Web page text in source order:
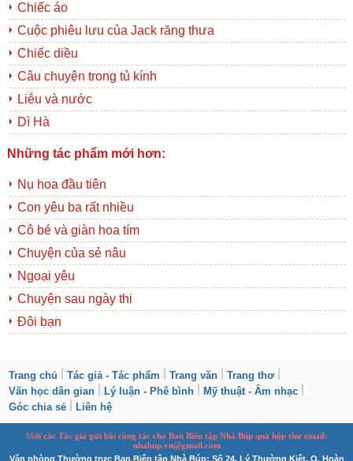
Chiếc áo
Cuộc phiêu lưu của Jack răng thưa
Chiếc diều
Câu chuyện trong tủ kính
Liễu và nước
Dì Hà
Những tác phẩm mới hơn:
Nụ hoa đầu tiên
Con yêu ba rất nhiều
Cô bé và giàn hoa tím
Chuyện của sẻ nâu
Ngoại yêu
Chuyện sau ngày thi
Đôi bạn
Trang chủ Tác giả - Tác phẩm Trang văn
Trang thơ
Văn học dân gian
Lý luận - Phê bình
Mỹ thuật - Âm nhạc
Góc chia sẻ
Liên hệ
Mời các Tác giả gửi bài cộng táccho Ban Biên tập Nhà Búp qua hộp thư email:
nhabup.vn@gmail.com
Văn phòng Thường trực Ban Biên tập Nhà Búp: Số 24, Lý Thường Kiệt, Q. Hoàn